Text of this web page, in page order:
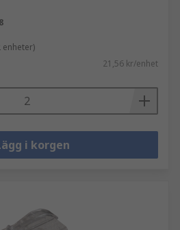
21,56 kr/enhet
i korgen